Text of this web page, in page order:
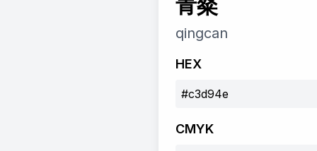
qingcan
HEX
#c3d94e
CMYK